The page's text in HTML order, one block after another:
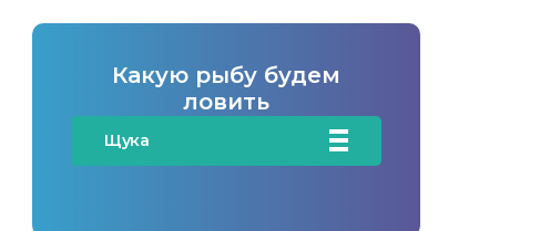
Какую рыбу будем
ловить
Щука